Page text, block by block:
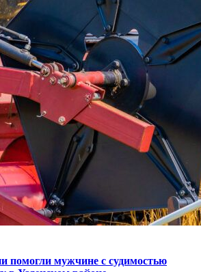
помогли мужчине с судимостью